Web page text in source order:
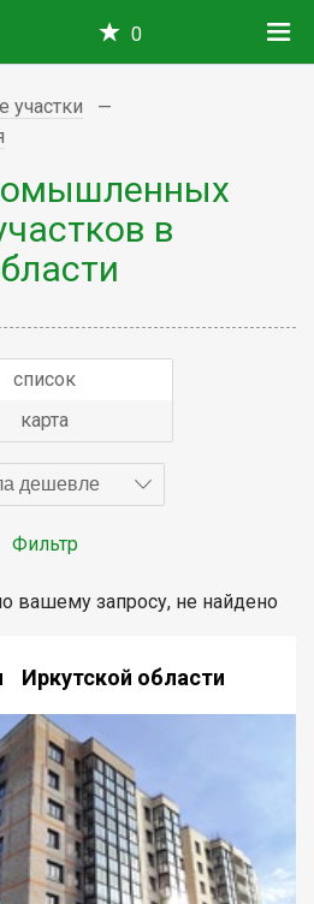
0
участки
в
список
карта
дешевле
Фильтр
вашему запросу, не найдено
Иркутской области